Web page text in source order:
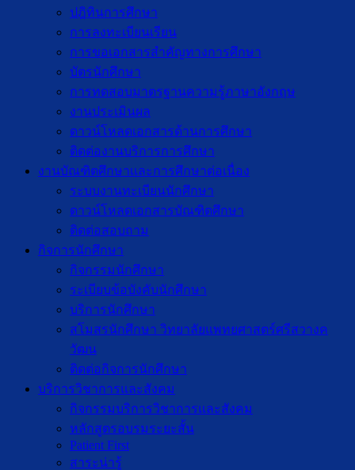
ปฎิทินการศึกษา
การลงทะเบียนเรียน
การขอเอกสารสำคัญทางการศึกษา
บัตรนักศึกษา
การทดสอบมาตรฐานความรู้ภาษาอังกฤษ
งานประเมินผล
ดาวน์โหลดเอกสารด้านการศึกษา
ติดต่องานบริการการศึกษา
งานบัณฑิตศึกษาเเละการศึกษาต่อเนื่อง
ระบบงานทะเบียนนักศึกษา
ดาวน์โหลดเอกสารบัณฑิตศึกษา
ติดต่อสอบถาม
กิจการนักศึกษา
กิจกรรมนักศึกษา
ระเบียบข้อบังคับนักศึกษา
บริการนักศึกษา
สโมสรนักศึกษา วิทยาลัยแพทยศาสตร์ศรีสวางค
วัฒน
ติดต่อกิจการนักศึกษา
บริการวิชาการและสังคม
กิจกรรมบริการวิชาการและสังคม
หลักสูตรอบรมระยะสั้น
Patient First
สาระน่ารู้